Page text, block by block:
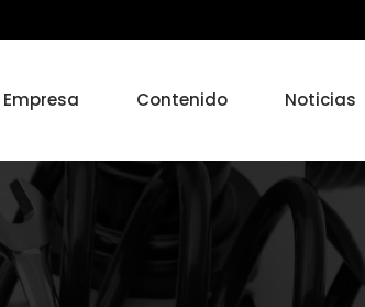
Empresa Contenido Noticias